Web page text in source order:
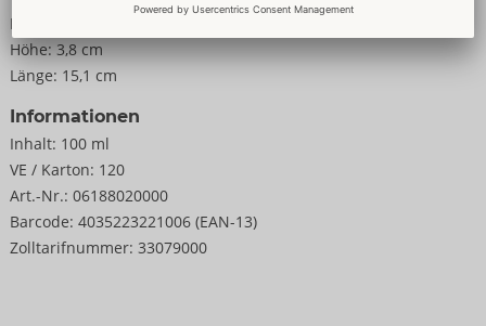
Breite:
Höhe: 3,8 cm
Länge: 15,1 cm
Informationen
Inhalt: 100 ml
VE / Karton: 120
Art.-Nr.: 06188020000
Barcode: 4035223221006 (EAN-13)
Zolltarifnummer: 33079000